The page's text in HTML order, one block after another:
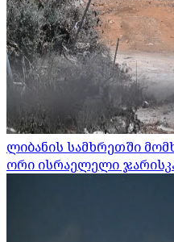
ლიბანის სამხრეთში
ორი ისრაელელი